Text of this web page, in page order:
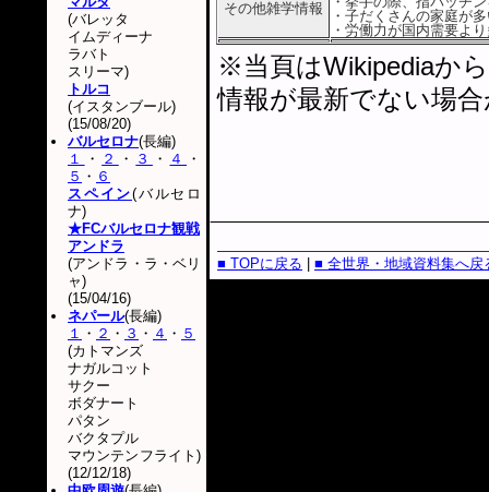
その他雑学情報
・子だくさんの家庭が
・労働力が国内需要よ
※当頁はWikipediaか
情報が最新でない場
■ TOPに戻る ■ 全世界・地域資料集へ戻
(バレッタ
イムディーナ
ラバト
スリーマ)
トルコ
(イスタンブール)
(15/08/20)
バルセロナ(長編)
１
・ ２ ・ ３ ・ ４
・
５ ・ ６
スペイン(バルセロ
ナ)
★FCバルセロナ観戦
アンドラ
(アンドラ・ラ・ベリ
ャ)
(15/04/16)
ネパール(長編)
１ ・ ２ ・ ３ ・ ４ ・ ５
(カトマンズ
ナガルコット
サクー
ボダナート
パタン
バクタプル
マウンテンフライト)
(12/12/18)